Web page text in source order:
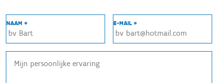
NAAM * E-MAIL *